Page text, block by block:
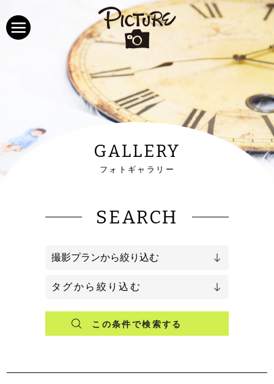
GALLERY
フォトギャラリー
SEARCH
タグから絞り込む
この条件で検索する